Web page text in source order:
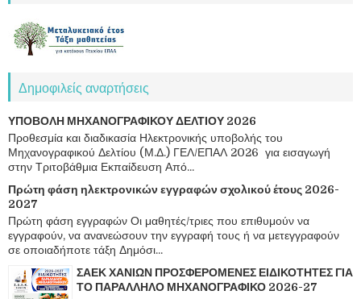
Δημοφιλείς αναρτήσεις
ΥΠΟΒΟΛΗ ΜΗΧΑΝΟΓΡΑΦΙΚΟΥ ΔΕΛΤΙΟΥ 2026
Προθεσμία και διαδικασία Ηλεκτρονικής υποβολής του
Μηχανογραφικού Δελτίου (Μ.Δ.) ΓΕΛ/ΕΠΑΛ 2026 για εισαγωγή
στην Τριτοβάθμια Εκπαίδευση Από...
Πρώτη φάση ηλεκτρονικών εγγραφών σχολικού έτους 2026-
2027
Πρώτη φάση εγγραφών Οι μαθητές/τριες που επιθυμούν να
εγγραφούν, να ανανεώσουν την εγγραφή τους ή να μετεγγραφούν
σε οποιαδήποτε τάξη Δημόσι...
ΣΑΕΚ ΧΑΝΙΩΝ ΠΡΟΣΦΕΡΟΜΕΝΕΣ ΕΙΔΙΚΟΤΗΤΕΣ ΓΙΑ
ΤΟ ΠΑΡΑΛΛΗΛΟ ΜΗΧΑΝΟΓΡΑΦΙΚΟ 2026-27